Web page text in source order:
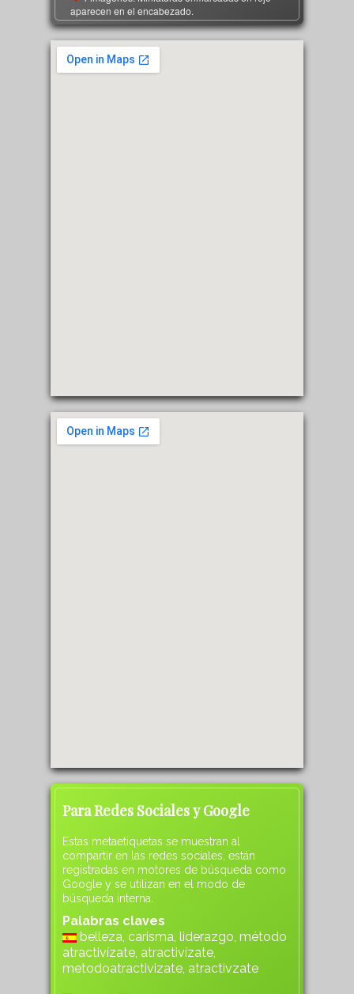
aparecen en el encabezado.
Para Redes Sociales y Google
Estas metaetiquetas se muestran al
compartir en las redes sociales, están
registradas en motores de búsqueda como
Google y se utilizan en el modo de
búsqueda interna.
Palabras claves
belleza, carisma, liderazgo, método
atractivízate, atractivízate,
metodoatractivizate, atractivzate